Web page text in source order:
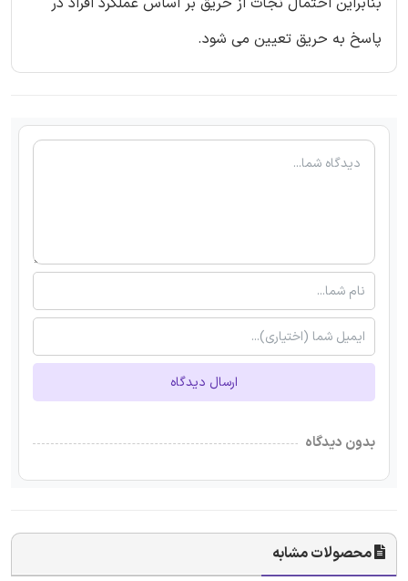
پاسخ به حریق تعیین می شود.
ارسال دیدگاه
بدون دیدگاه
محصولات مشابه